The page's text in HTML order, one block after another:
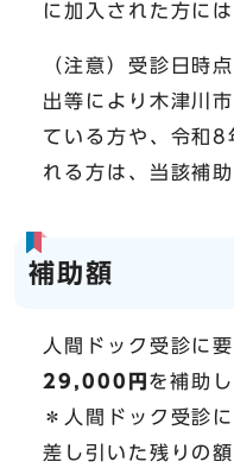
に加入された方に
（注意）受診日時
出等により木津川
ている方や、令和8
れる方は、当該補
補助額
人間ドック受診に
29,000円 を補助し
＊人間ドック受診
差し引いた残りの